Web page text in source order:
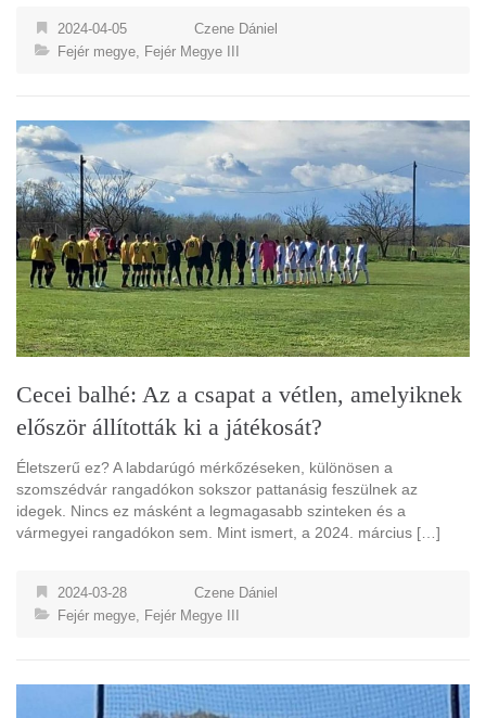
2024-04-05
Czene Dániel
Fejér megye Fejér Megye III
Cecei balhé: Az a csapat a vétlen, amelyiknek
először állították ki a játékosát?
Életszerű ez? A labdarúgó mérkőzéseken, különösen a
szomszédvár rangadókon sokszor pattanásig feszülnek az
idegek. Nincs ez másként a legmagasabb szinteken és a
vármegyei rangadókon sem. Mint ismert, a 2024. március […]
2024-03-28
Czene Dániel
Fejér megye
Fejér Megye III